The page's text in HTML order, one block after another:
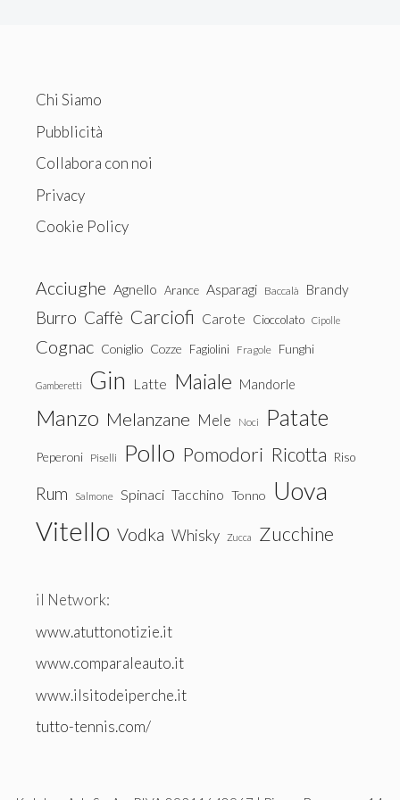
Chi Siamo
Pubblicità
Collabora con noi
Privacy
Cookie Policy
Acciughe Agnello Arance Asparagi Baccalà Brandy
Burro Caffè Carciofi Carote Cioccolato Cipolle
Cognac Coniglio Cozze Fagiolini Fragole Funghi
Gamberetti Gin Latte Maiale Mandorle
Manzo Melanzane Mele Noci Patate
Peperoni Piselli Pollo Pomodori Ricotta Riso
Rum Salmone Spinaci Tacchino Tonno Uova
Vitello Vodka Whisky Zucca Zucchine
il Network:
www.atuttonotizie.it
www.comparaleauto.it
www.ilsitodeiperche.it
tutto-tennis.com/